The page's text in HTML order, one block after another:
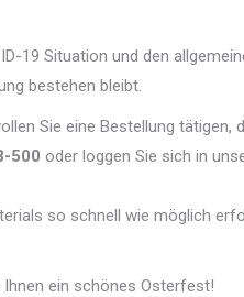
19 Situation und den
bestehen bleibt.
Sie eine Bestellung tätigen,
500 oder loggen Sie sich in
so schnell wie möglich
Ihnen ein schönes Osterfest!